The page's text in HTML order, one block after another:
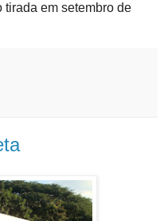
tirada em setembro de